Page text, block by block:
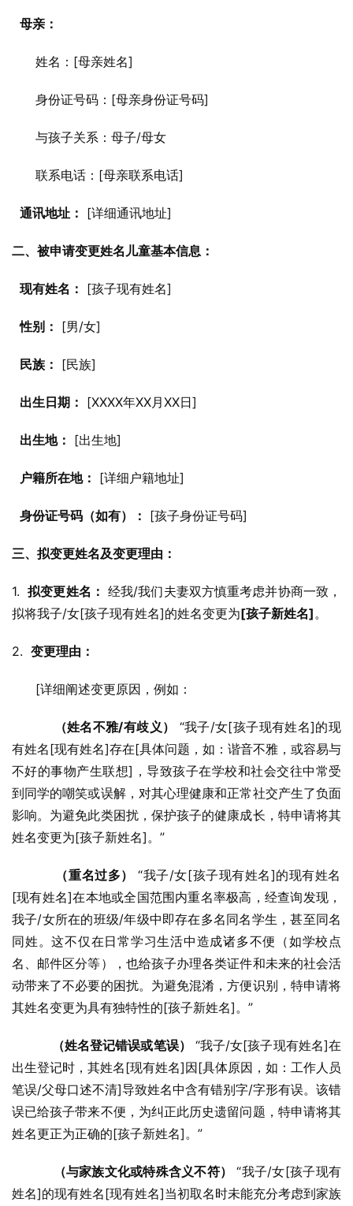
母亲：
      姓名：[母亲姓名]
      身份证号码：[母亲身份证号码]
      与孩子关系：母子/母女
      联系电话：[母亲联系电话]
通讯地址： [详细通讯地址]
二、被申请变更姓名儿童基本信息：
现有姓名： [孩子现有姓名]
性别： [男/女]
民族： [民族]
出生日期： [XXXX年XX月XX日]
出生地： [出生地]
户籍所在地： [详细户籍地址]
身份证号码（如有）： [孩子身份证号码]
三、拟变更姓名及变更理由：
1. 拟变更姓名： 经我/我们夫妻双方慎重考虑并协商一致，
拟将我子/女[孩子现有姓名]的姓名变更为[孩子新姓名]。
2. 变更理由：
      [详细阐述变更原因，例如：
（姓名不雅/有歧义）
“我子/女[孩子现有姓名]的现
有姓名[现有姓名]存在[具体问题，如：谐音不雅，或容易与
不好的事物产生联想]，导致孩子在学校和社会交往中常受
到同学的嘲笑或误解，对其心理健康和正常社交产生了负面
影响。为避免此类困扰，保护孩子的健康成长，特申请将其
姓名变更为[孩子新姓名]。”
（重名过多）
“我子/女[孩子现有姓名]的现有姓名
[现有姓名]在本地或全国范围内重名率极高，经查询发现，
我子/女所在的班级/年级中即存在多名同名学生，甚至同名
同姓。这不仅在日常学习生活中造成诸多不便（如学校点
名、邮件区分等），也给孩子办理各类证件和未来的社会活
动带来了不必要的困扰。为避免混淆，方便识别，特申请将
其姓名变更为具有独特性的[孩子新姓名]。”
（姓名登记错误或笔误）
“我子/女[孩子现有姓名]在
出生登记时，其姓名[现有姓名]因[具体原因，如：工作人员
笔误/父母口述不清]导致姓名中含有错别字/字形有误。该错
误已给孩子带来不便，为纠正此历史遗留问题，特申请将其
姓名更正为正确的[孩子新姓名]。”
（与家族文化或特殊含义不符）
“我子/女[孩子现有
姓名]的现有姓名[现有姓名]当初取名时未能充分考虑到家族